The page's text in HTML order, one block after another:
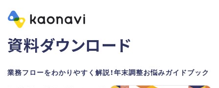
資料ダウンロード
業務フローをわかりやすく解説！年末調整お悩みガイドブック